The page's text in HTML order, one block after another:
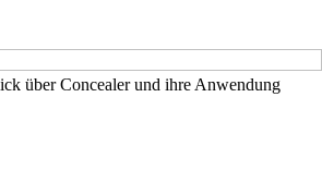
über Concealer und ihre Anwendung